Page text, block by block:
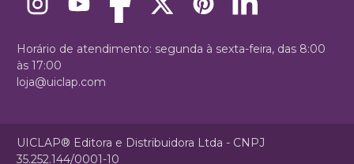
Horário de atendimento: segunda à sexta-feira, das 8:00
às 17:00
loja@uiclap.com
UICLAP® Editora e Distribuidora Ltda - CNPJ
35.252.144/0001-10